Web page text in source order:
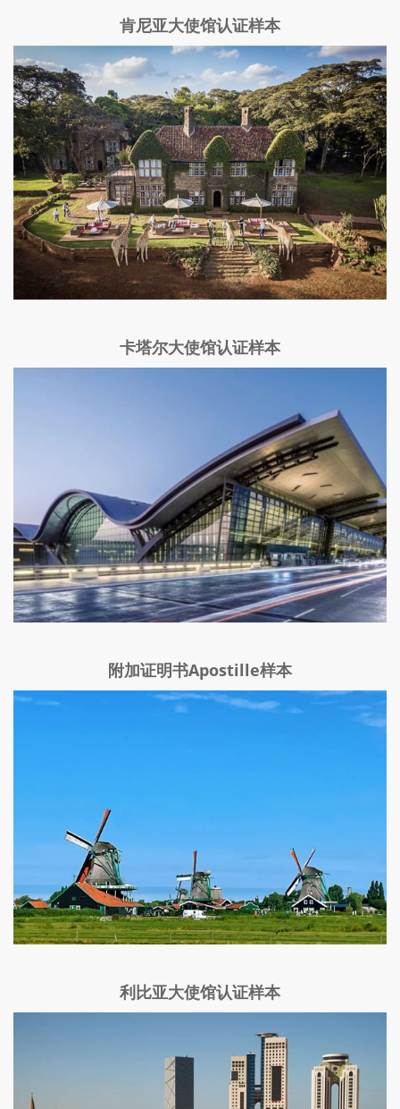
肯尼亚大使馆认证样本
卡塔尔大使馆认证样本
附加证明书Apostille样本
利比亚大使馆认证样本